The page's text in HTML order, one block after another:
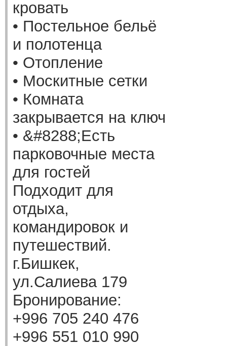
кровать
• Постельное бельё
и полотенца
• Отопление
• Москитные сетки
• Комната
закрывается на ключ
• &#8288;Есть
парковочные места
для гостей
Подходит для
отдыха,
командировок и
путешествий.
г.Бишкек,
ул.Салиева 179
Бронирование:
+996 705 240 476
+996 551 010 990